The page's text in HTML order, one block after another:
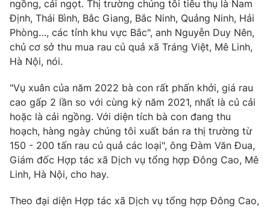
® Cấm sao chép dưới mọi hình thức nếu không có sự chấp
thuận bằng văn bản. Ghi rõ nguồn VTV.vn khi phát hành lại
ngồng, cải ngọt. Thị trường chúng tôi tiêu thụ là Nam
Định, Thái Bình, Bắc Giang, Bắc Ninh, Quảng Ninh, Hải
Phòng…, các tỉnh khu vực Bắc", anh Nguyễn Duy Nên,
chủ cơ sở thu mua rau củ quả xã Tráng Việt, Mê Linh,
Hà Nội, nói.
"Vụ xuân của năm 2022 bà con rất phấn khởi, giá rau
cao gấp 2 lần so với cùng kỳ năm 2021, nhất là củ cải
hoặc là cải ngồng. Với diện tích bà con đang thu
hoạch, hàng ngày chúng tôi xuất bán ra thị trường từ
150 - 200 tấn rau củ quả các loại", ông Đàm Văn Đua,
Giám đốc Hợp tác xã Dịch vụ tổng hợp Đông Cao, Mê
Linh, Hà Nội, cho hay.
Theo đại diện Hợp tác xã Dịch vụ tổng hợp Đông Cao,